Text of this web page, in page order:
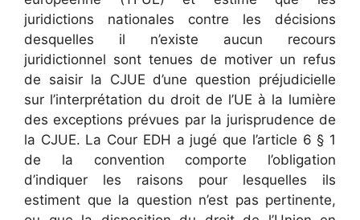
juridictions nationales contre les décisions
desquelles il n’existe aucun recours
juridictionnel sont tenues de motiver un refus
de saisir la CJUE d’une question préjudicielle
sur l’interprétation du droit de l’UE à la lumière
des exceptions prévues par la jurisprudence de
la CJUE. La Cour EDH a jugé que l’article 6 § 1
de la convention comporte l’obligation
d’indiquer les raisons pour lesquelles ils
estiment que la question n’est pas pertinente,